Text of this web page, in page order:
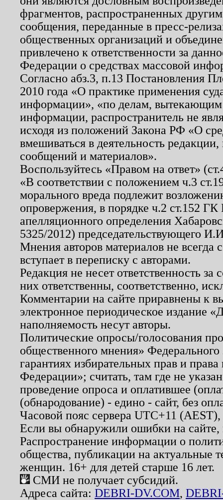
фрагментов, распространенных
сообщения, переданные в пресс-
общественных организаций и
привлечено к ответственности за
Федерации о средствах массовой
Согласно абз.3, п.13 Постановления
2010 года «О практике применения
информации», «по делам, вытекающим
информации, распространитель не
исходя из положений Закона РФ «О
вмешиваться в деятельность
сообщений и материалов».
Воспользуйтесь «Правом на ответ»
«В соответствии с положением ч.3
морального вреда подлежит
опровержения, в порядке ч.2 ст.152
апелляционного определения
5325/2012) председательствующего
Мнения авторов материалов не
вступает в переписку с авторами.
Редакция не несет ответственность
них ответственны, соответственно,
Комментарии на сайте приравнены к
электронное периодическое издание
наполняемость несут авторы.
Политические опросы/голосования
общественного мнения»
гарантиях избирательных прав и
Федерации»; считать, там где не
проведение опроса и оплатившее
(обнародование) - едино - сайт, без
Часовой пояс сервера UTC+11
Если вы обнаружили ошибки на
Распространение информации о
общества, публикации на актуальные
женщин. 16+ для детей старше 16 лет.
СМИ не получает субсидий.
Адреса сайта: DEBRI-DV.COM,